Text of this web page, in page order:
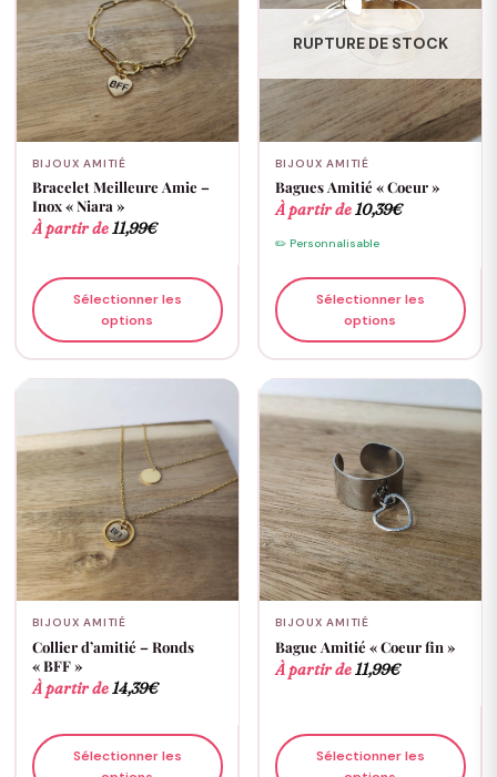
BIJOUX AMITIÉ
Bracelet Meilleure Amie –
Inox « Niara »
À partir de11,99€
Sélectionner les
options
RUPTURE DE STOCK
BIJOUX AMITIÉ
Bagues Amitié « Coeur »
À partir de10,39€
✏️ Personnalisable
Sélectionner les
options
BIJOUX AMITIÉ
Collier d’amitié – Ronds
« BFF »
À partir de14,39€
Sélectionner les
BIJOUX AMITIÉ
Bague Amitié « Coeur fin »
À partir de11,99€
Sélectionner les